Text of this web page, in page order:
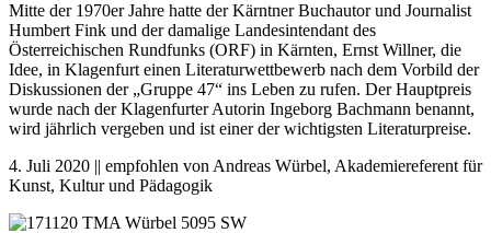
Mitte der 1970er Jahre hatte der Kärntner Buchautor und Journalist
Humbert Fink und der damalige Landesintendant des
Österreichischen Rundfunks (ORF) in Kärnten, Ernst Willner, die
Idee, in Klagenfurt einen Literaturwettbewerb nach dem Vorbild der
Diskussionen der „Gruppe 47“ ins Leben zu rufen. Der Hauptpreis
wurde nach der Klagenfurter Autorin Ingeborg Bachmann benannt,
wird jährlich vergeben und ist einer der wichtigsten Literaturpreise.
4. Juli 2020 || empfohlen von Andreas Würbel, Akademiereferent für
Kunst, Kultur und Pädagogik